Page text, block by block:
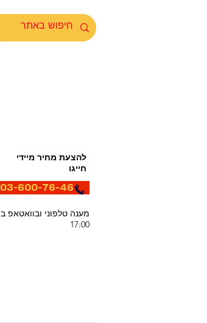
להצעת מחיר מיידי
חייגו
03-600-76-46
17:00